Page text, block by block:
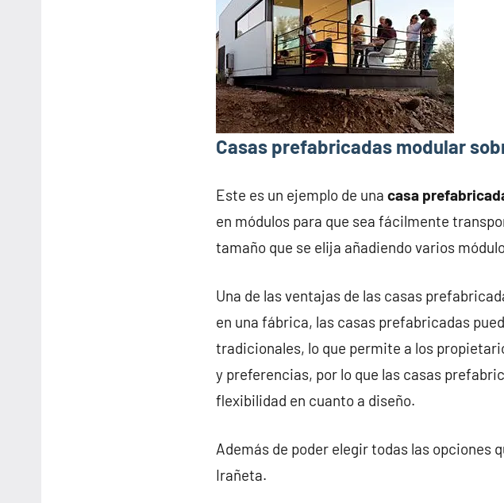
Casas prefabricadas modular
Este es un ejemplo de una casa
en módulos para que sea fácilmente
tamaño que se elija añadiendo varios
Una de las ventajas de las casas
en una fábrica, las casas prefabricadas
tradicionales, lo que permite a los
y preferencias, por lo que las casas
flexibilidad en cuanto a diseño.
Además de poder elegir todas las opciones
Irañeta.